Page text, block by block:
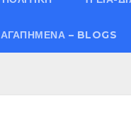
ΑΓΑΠΗΜΈΝΑ – BLOGS